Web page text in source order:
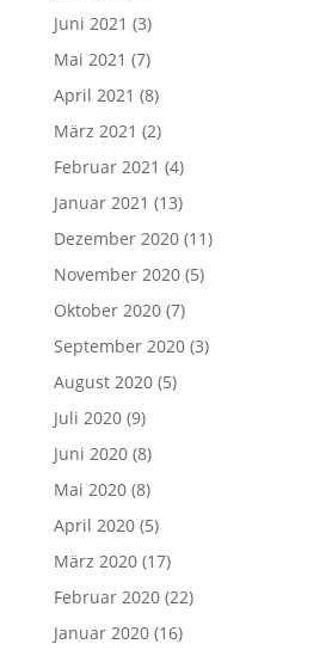
Juni 2021 (3)
Mai 2021 (7)
April 2021 (8)
März 2021 (2)
Februar 2021 (4)
Januar 2021 (13)
Dezember 2020(11)
November 2020(5)
Oktober 2020(7)
September 2020(3)
August 2020(5)
Juli 2020(9)
Juni 2020(8)
Mai 2020(8)
April 2020(5)
März 2020(17)
Februar 2020(22)
Januar 2020(16)